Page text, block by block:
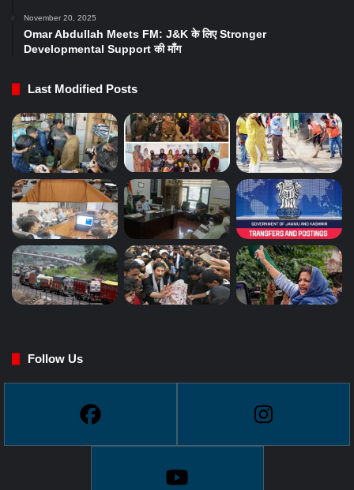
November 20, 2025
Omar Abdullah Meets FM: J&K के लिए Stronger
Developmental Support की माँग
Last Modified Posts
Follow Us